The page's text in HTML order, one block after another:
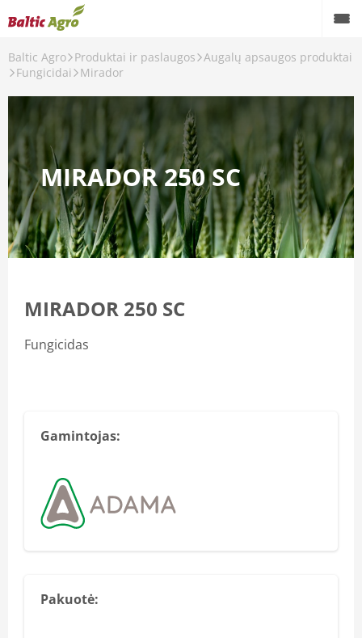
Baltic Agro Produktai ir paslaugos Augalų apsaugos produktai
Fungicidai
Mirador
MIRADOR 250 SC
MIRADOR 250 SC
Fungicidas
Gamintojas:
Pakuotė:
reguliatoriai